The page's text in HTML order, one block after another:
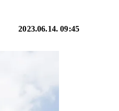
2023.06.14. 09:45